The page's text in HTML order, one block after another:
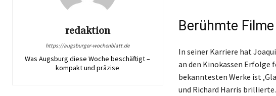
redaktion
https://augsburger-wochenblatt.de
Was Augsburg diese Woche beschäftigt –
kompakt und präzise
Berühmte
In seiner Karriere hat
an den Kinokassen Erfolge
bekanntesten Werke ist
und Richard Harris